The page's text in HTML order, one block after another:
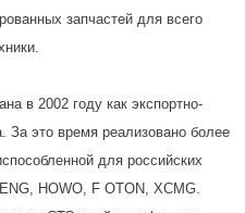
запчастей для всего
2002 году как экспортно-
За это время реализовано более
для российских
HOWO, F OTON, XCMG.